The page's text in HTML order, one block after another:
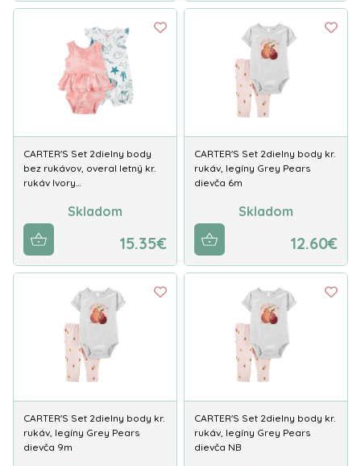
CARTER'S Set 2dielny body
bez rukávov, overal letný kr.
rukáv Ivory…
Skladom
15.35€
CARTER'S Set 2dielny body kr.
rukáv, legíny Grey Pears
dievča 6m
Skladom
12.60€
CARTER'S Set 2dielny body kr.
rukáv, legíny Grey Pears
dievča 9m
CARTER'S Set 2dielny body kr.
rukáv, legíny Grey Pears
dievča NB